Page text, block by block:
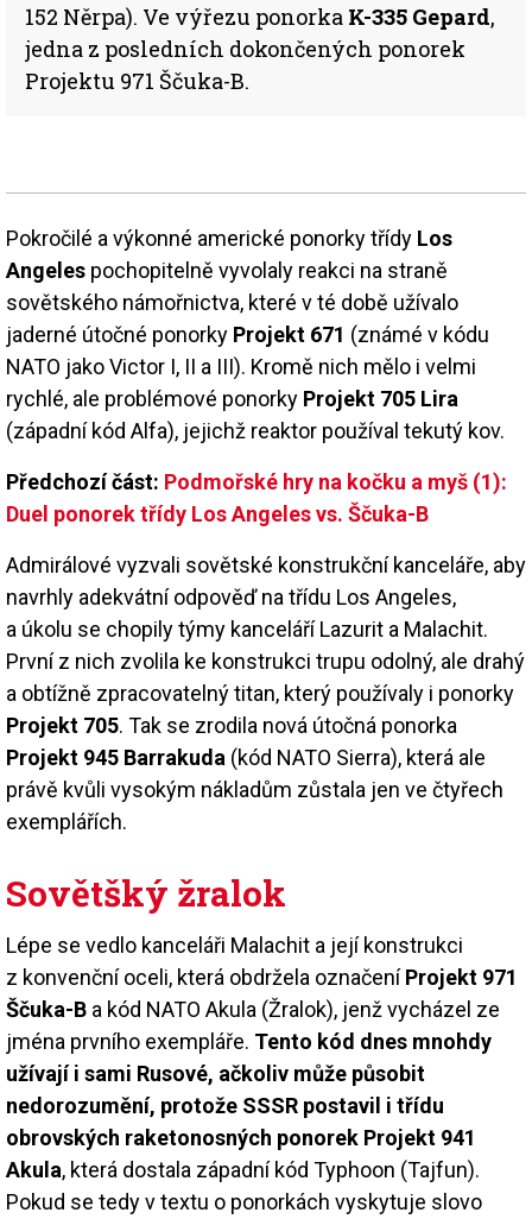
152 Něrpa). Ve výřezu ponorka K-335 Gepard,
jedna z posledních dokončených ponorek
Projektu 971 Ščuka-B.
Pokročilé a výkonné americké ponorky třídy Los
Angeles pochopitelně vyvolaly reakci na straně
sovětského námořnictva, které v té době užívalo
jaderné útočné ponorky Projekt 671 (známé v kódu
NATO jako Victor I, II a III). Kromě nich mělo i velmi
rychlé, ale problémové ponorky Projekt 705 Lira
(západní kód Alfa), jejichž reaktor používal tekutý kov.
Předchozí část: Podmořské hry na kočku a myš (1):
Duel ponorek třídy Los Angeles vs. Ščuka-B
Admirálové vyzvali sovětské konstrukční kanceláře, aby
navrhly adekvátní odpověď na třídu Los Angeles,
a úkolu se chopily týmy kanceláří Lazurit a Malachit.
První z nich zvolila ke konstrukci trupu odolný, ale drahý
a obtížně zpracovatelný titan, který používaly i ponorky
Projekt 705. Tak se zrodila nová útočná ponorka
Projekt 945 Barrakuda (kód NATO Sierra), která ale
právě kvůli vysokým nákladům zůstala jen ve čtyřech
exemplářích.
Sovětšký žralok
Lépe se vedlo kanceláři Malachit a její konstrukci
z konvenční oceli, která obdržela označeníProjekt 971
Ščuka-B a kód NATO Akula (Žralok), jenž vycházel ze
jména prvního exempláře. Tento kód dnes mnohdy
užívají i sami Rusové, ačkoliv může působit
nedorozumění, protože SSSR postavil i třídu
obrovských raketonosných ponorek Projekt 941
Akula, která dostala západní kód Typhoon (Tajfun).
Pokud se tedy v textu o ponorkách vyskytuje slovo